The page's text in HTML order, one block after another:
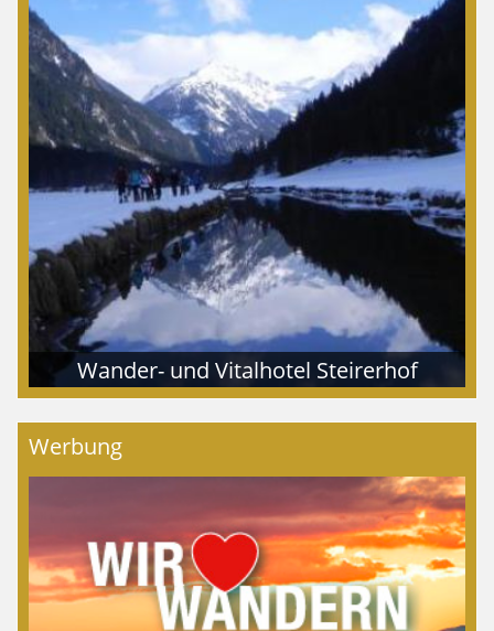
Wander- und Vitalhotel Steirerhof
Werbung